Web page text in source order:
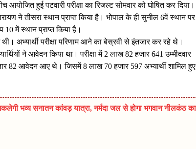
हुई पटवारी परीक्षा का रिजल्ट सोमवार को घोषित कर दिया।
ने तीसरा स्थान प्राप्त किया है। भोपाल के ही सुनील 6वें स्थान पर
में स्थान प्राप्त किया है।
अभ्यार्थी परीक्षा परिणाम आने का बेस्रवी से इंतजार कर रहे थे।
ने आवेदन किया था। परीक्षा में 2 लाख 82 हजार 641 उम्मीदवार
82 आवेदन आए थे। जिसमें 8 लाख 70 हजार 597 अभ्यार्थी शामिल हुए
भव्य सनातन कांवड़ यात्रा, नर्मदा जल से होगा भगवान नीलकंठ का